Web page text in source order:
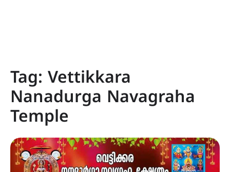
Tag: Vettikkara
Nanadurga Navagraha
Temple